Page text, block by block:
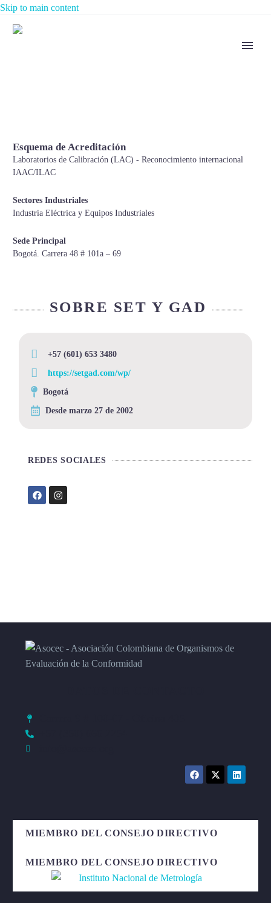
Skip to main content
Esquema de Acreditación
Laboratorios de Calibración (LAC) - Reconocimiento internacional
IAAC/ILAC
Sectores Industriales
Industria Eléctrica y Equipos Industriales
Sede Principal
Bogotá. Carrera 48 # 101a – 69
SOBRE SET Y GAD
+57 (601) 653 3480
https://setgad.com/wp/
Bogotá
Desde marzo 27 de 2002
REDES SOCIALES
MIEMBRO DEL CONSEJO DIRECTIVO
MIEMBRO DEL CONSEJO DIRECTIVO